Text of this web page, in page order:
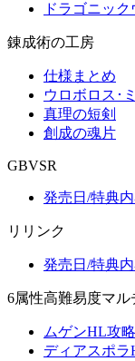
ドラゴニッ
錬成術の工房
仕様まとめ
ウロボロス･
真理の短剣
創成の魂片
GBVSR
発売日/特典
リリンク
発売日/特典
6属性高難易度マル
ムゲンHL攻略
ディアスポラ